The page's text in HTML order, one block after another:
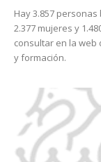
Hay 3.857
2.377 mujeres y
consultar en la web
y formación.